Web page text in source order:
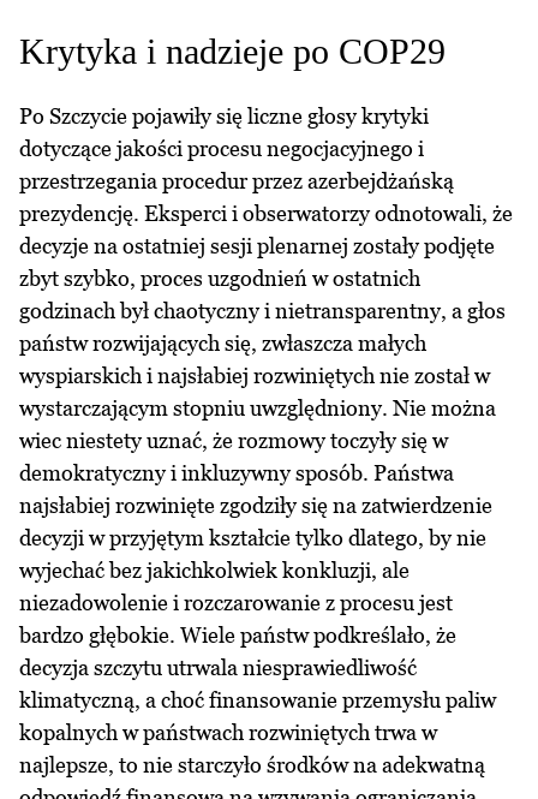
Krytyka i nadzieje po COP29
Po Szczycie pojawiły się liczne głosy krytyki
dotyczące jakości procesu negocjacyjnego i
przestrzegania procedur przez azerbejdżańską
prezydencję. Eksperci i obserwatorzy odnotowali, że
decyzje na ostatniej sesji plenarnej zostały podjęte
zbyt szybko, proces uzgodnień w ostatnich
godzinach był chaotyczny i nietransparentny, a głos
państw rozwijających się, zwłaszcza małych
wyspiarskich i najsłabiej rozwiniętych nie został w
wystarczającym stopniu uwzględniony. Nie można
wiec niestety uznać, że rozmowy toczyły się w
demokratyczny i inkluzywny sposób. Państwa
najsłabiej rozwinięte zgodziły się na zatwierdzenie
decyzji w przyjętym kształcie tylko dlatego, by nie
wyjechać bez jakichkolwiek konkluzji, ale
niezadowolenie i rozczarowanie z procesu jest
bardzo głębokie. Wiele państw podkreślało, że
decyzja szczytu utrwala niesprawiedliwość
klimatyczną, a choć finansowanie przemysłu paliw
kopalnych w państwach rozwiniętych trwa w
najlepsze, to nie starczyło środków na adekwatną